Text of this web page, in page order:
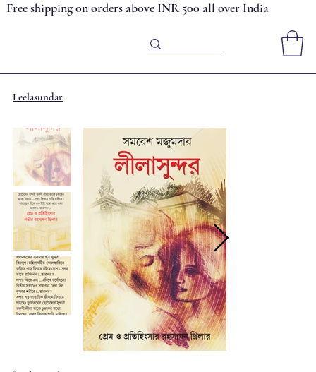
Free shipping on orders above INR 500 all over India
Leelasundar